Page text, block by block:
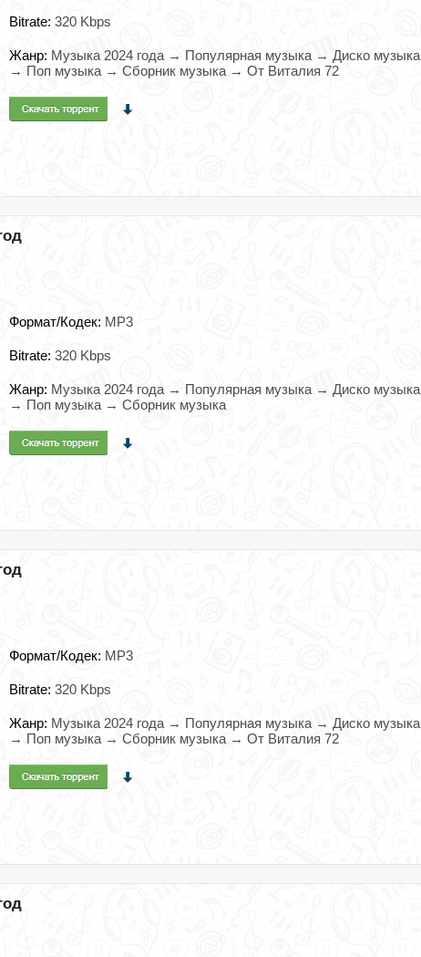
Bitrate: 320 Kbps
Жанр: Музыка 2024 года → Популярная музыка → Диско музыка
→ Поп музыка → Сборник музыка → От Виталия 72
Формат/Кодек: MP3
Bitrate: 320 Kbps
Жанр: Музыка 2024 года → Популярная музыка → Диско музыка
→ Поп музыка → Сборник музыка
Формат/Кодек: MP3
Bitrate: 320 Kbps
Жанр: Музыка 2024 года → Популярная музыка → Диско музыка
→ Поп музыка → Сборник музыка → От Виталия 72